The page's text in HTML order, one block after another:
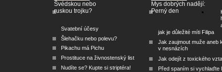
Švédskou nebo
ruskou trojku?
Svatební účesy
Šlehačku nebo polevu?
Pikachu má Pichu
Prostituce na živnostenský list
Nudíte se? Kupte si striptéra!
Mys dobrých nadějí:
Perný den
jak je důležité míti Filipa
Jak zaujmout muže aneb
v nesnázích
Jak odejít z toxického
Před spaním si vychlaďte